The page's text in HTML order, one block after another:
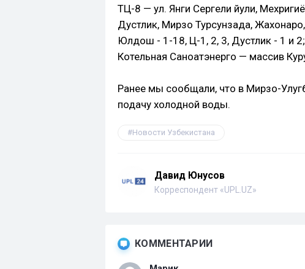
ТЦ-8 — ул. Янги Сергели йули,
Дустлик, Мирзо Турсунзада,
Юлдош - 1-18, Ц-1, 2, 3, Дустлик - 1 и 2;
Котельная Саноатэнерго — массив
Ранее мы сообщали, что в Мирзо-
подачу холодной воды.
Новости Узбекистана
Давид Юнусов
Корреспондент «UPL.UZ»
КОММЕНТАРИИ